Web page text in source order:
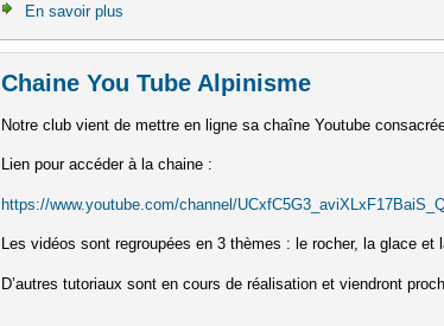
En savoir plus
Chaine You Tube Alpinisme
Notre club vient de mettre en ligne sa chaîne Youtube
Lien pour accéder à la chaine :
https://www.youtube.com/channel/
Les vidéos sont regroupées en 3 thèmes : le rocher, la glace et
D’autres tutoriaux sont en cours de réalisation et viendront